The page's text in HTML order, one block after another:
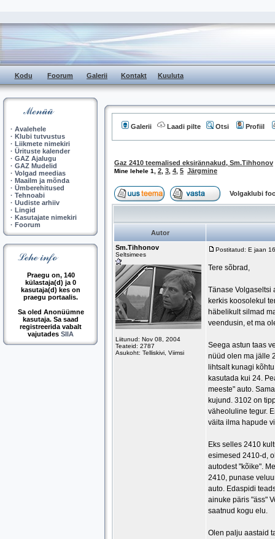
Kodu Foorum Galerii Kontakt Kuuluta
· Avalehele
· Klubi tutvustus
· Liikmete nimekiri
· Ürituste kalender
· GAZ Ajalugu
· GAZ Mudelid
· Volgad meedias
· Maailm ja mõnda
· Ümberehitused
· Tehnoabi
· Uudiste arhiiv
· Lingid
· Kasutajate nimekiri
· Foorum
Praegu on, 140
külastaja(d) ja 0
kasutaja(d) kes on
praegu portaalis.
Sa oled Anonüümne
kasutaja. Sa saad
registreerida vabalt
vajutades SIIA
Galerii Laadi pilte Otsi Profiil
Gaz 2410 teemalised eksirännakud, Sm.Tihhonov
Mine lehele 1 2 3 4 5 Järgmine
Volgaklubi
Autor
Sm.Tihhonov
Seltsimees
Liitunud: Nov 08, 2004
Teateid: 2787
Asukoht: Telliskivi, Viimsi
Postitatud: E jaan
Tere sõbrad,
Tänase Volgaseltsi
kerkis koosolekul
häbelikult silmad
veendusin, et ma
Seega astun taas
nüüd olen ma jälle
lihtsalt kunagi
kasutada kui 24.
meeste" auto.
kujund. 3102 on
väheoluline tegur.
väita ilma hapude
Eks selles 2410
esimesed 2410-d,
autodest "kõike".
2410, punase
auto. Edaspidi
ainuke päris "äss"
saatnud kogu elu.
Olen palju aastaid